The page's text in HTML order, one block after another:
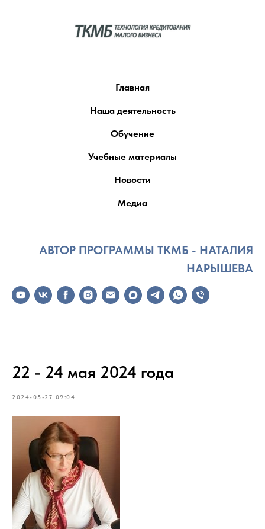
Главная
Наша деятельность
Обучение
Учебные материалы
Новости
Медиа
АВТОР ПРОГРАММЫ ТКМБ - НАТАЛИЯ
НАРЫШЕВА
22 - 24 мая 2024 года
2024-05-27 09:04